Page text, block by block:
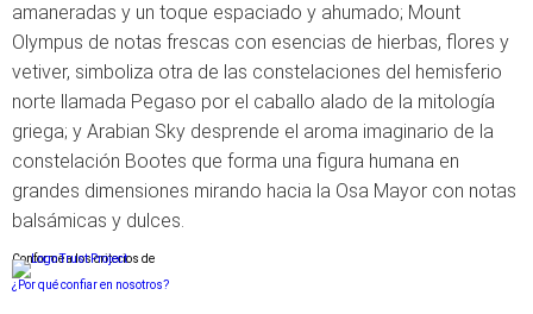
amaneradas y un toque espaciado y ahumado; Mount
Olympus de notas frescas con esencias de hierbas, flores y
vetiver, simboliza otra de las constelaciones del hemisferio
norte llamada Pegaso por el caballo alado de la mitología
griega; y Arabian Sky desprende el aroma imaginario de la
constelación Bootes que forma una figura humana en
grandes dimensiones mirando hacia la Osa Mayor con notas
balsámicas y dulces.
Conforme a los criterios de
¿Por qué confiar en nosotros?